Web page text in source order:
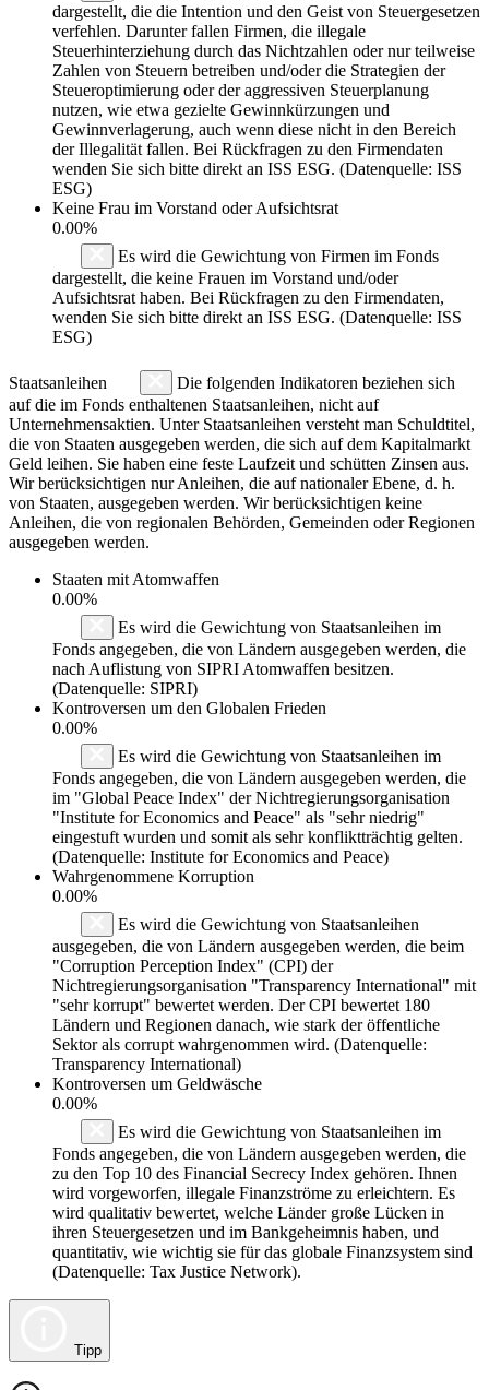
dargestellt, die die Intention und den Geist von Steuergesetzen
verfehlen. Darunter fallen Firmen, die illegale
Steuerhinterziehung durch das Nichtzahlen oder nur teilweise
Zahlen von Steuern betreiben und/oder die Strategien der
Steueroptimierung oder der aggressiven Steuerplanung
nutzen, wie etwa gezielte Gewinnkürzungen und
Gewinnverlagerung, auch wenn diese nicht in den Bereich
der Illegalität fallen. Bei Rückfragen zu den Firmendaten
wenden Sie sich bitte direkt an ISS ESG. (Datenquelle: ISS
ESG)
Keine Frau im Vorstand oder Aufsichtsrat
0.00%
Es wird die Gewichtung von Firmen im Fonds
dargestellt, die keine Frauen im Vorstand und/oder
Aufsichtsrat haben. Bei Rückfragen zu den Firmendaten,
wenden Sie sich bitte direkt an ISS ESG. (Datenquelle: ISS
ESG)
Staatsanleihen
Die folgenden Indikatoren beziehen sich
auf die im Fonds enthaltenen Staatsanleihen, nicht auf
Unternehmensaktien. Unter Staatsanleihen versteht man Schuldtitel,
die von Staaten ausgegeben werden, die sich auf dem Kapitalmarkt
Geld leihen. Sie haben eine feste Laufzeit und schütten Zinsen aus.
Wir berücksichtigen nur Anleihen, die auf nationaler Ebene, d. h.
von Staaten, ausgegeben werden. Wir berücksichtigen keine
Anleihen, die von regionalen Behörden, Gemeinden oder Regionen
ausgegeben werden.
Staaten mit Atomwaffen
0.00%
Es wird die Gewichtung von Staatsanleihen im
Fonds angegeben, die von Ländern ausgegeben werden, die
nach Auflistung von SIPRI Atomwaffen besitzen.
(Datenquelle: SIPRI)
Kontroversen um den Globalen Frieden
0.00%
Es wird die Gewichtung von Staatsanleihen im
Fonds angegeben, die von Ländern ausgegeben werden, die
im "Global Peace Index" der Nichtregierungsorganisation
"Institute for Economics and Peace" als "sehr niedrig"
eingestuft wurden und somit als sehr konfliktträchtig gelten.
(Datenquelle: Institute for Economics and Peace)
Wahrgenommene Korruption
0.00%
Es wird die Gewichtung von Staatsanleihen
ausgegeben, die von Ländern ausgegeben werden, die beim
"Corruption Perception Index" (CPI) der
Nichtregierungsorganisation "Transparency International" mit
"sehr korrupt" bewertet werden. Der CPI bewertet 180
Ländern und Regionen danach, wie stark der öffentliche
Sektor als corrupt wahrgenommen wird. (Datenquelle:
Transparency International)
Kontroversen um Geldwäsche
0.00%
Es wird die Gewichtung von Staatsanleihen im
Fonds angegeben, die von Ländern ausgegeben werden, die
zu den Top 10 des Financial Secrecy Index gehören. Ihnen
wird vorgeworfen, illegale Finanzströme zu erleichtern. Es
wird qualitativ bewertet, welche Länder große Lücken in
ihren Steuergesetzen und im Bankgeheimnis haben, und
quantitativ, wie wichtig sie für das globale Finanzsystem sind
(Datenquelle: Tax Justice Network).
Tipp